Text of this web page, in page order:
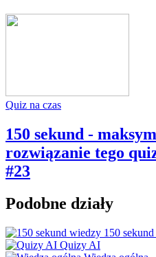
Quiz na czas
150 sekund -
rozwiązanie tego
#23
Podobne działy
150
Quizy AI